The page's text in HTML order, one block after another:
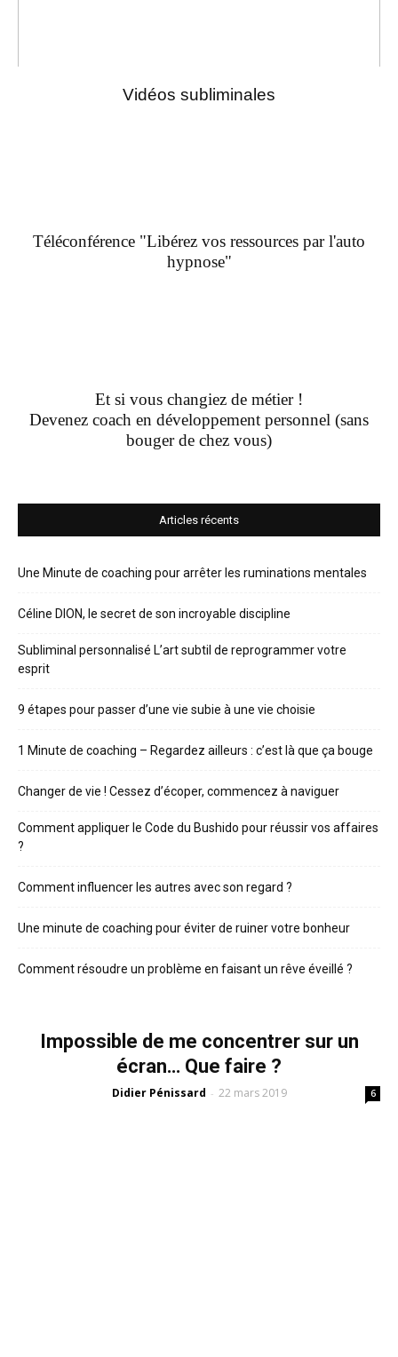
Vidéos subliminales
Téléconférence "Libérez vos ressources par l'auto
hypnose"
Et si vous changiez de métier !
Devenez coach en développement personnel (sans
bouger de chez vous)
Articles récents
Une Minute de coaching pour arrêter les ruminations mentales
Céline DION, le secret de son incroyable discipline
Subliminal personnalisé L’art subtil de reprogrammer votre
esprit
9 étapes pour passer d’une vie subie à une vie choisie
1 Minute de coaching – Regardez ailleurs : c’est là que ça bouge
Changer de vie ! Cessez d’écoper, commencez à naviguer
Comment appliquer le Code du Bushido pour réussir vos affaires
?
Comment influencer les autres avec son regard ?
Une minute de coaching pour éviter de ruiner votre bonheur
Comment résoudre un problème en faisant un rêve éveillé ?
Impossible de me concentrer sur un
écran… Que faire ?
Didier Pénissard - 22 mars 2019 6